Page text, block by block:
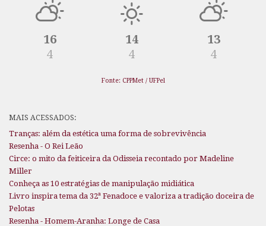
16
4
14
4
13
4
Fonte: CPPMet / UFPel
MAIS ACESSADOS:
Tranças: além da estética uma forma de sobrevivência
Resenha - O Rei Leão
Circe: o mito da feiticeira da Odisseia recontado por Madeline
Miller
Conheça as 10 estratégias de manipulação midiática
Livro inspira tema da 32ª Fenadoce e valoriza a tradição doceira de
Pelotas
Resenha - Homem-Aranha: Longe de Casa